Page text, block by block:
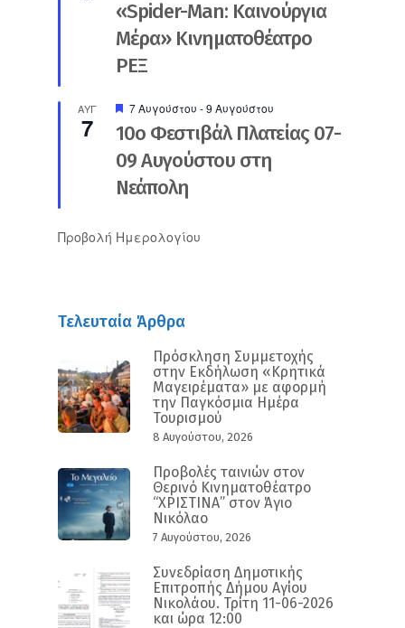
«Spider-Man: Καινούργια
Μέρα» Κινηματοθέατρο
ΡΕΞ
ΑΥΓ
7
Προτεινόμενο
7 Αυγούστου -9 Αυγούστου
10ο Φεστιβάλ Πλατείας 07-
09 Αυγούστου στη
Νεάπολη
Προβολή Ημερολογίου
Τελευταία Άρθρα
Πρόσκληση Συμμετοχής
στην Εκδήλωση «Κρητικά
Μαγειρέματα» με αφορμή
την Παγκόσμια Ημέρα
Τουρισμού
8 Αυγούστου, 2026
Προβολές ταινιών στον
Θερινό Κινηματοθέατρο
“ΧΡΙΣΤΙΝΑ” στον Άγιο
Νικόλαο
7 Αυγούστου, 2026
Συνεδρίαση Δημοτικής
Επιτροπής Δήμου Αγίου
Νικολάου. Τρίτη 11-06-2026
και ώρα 12:00